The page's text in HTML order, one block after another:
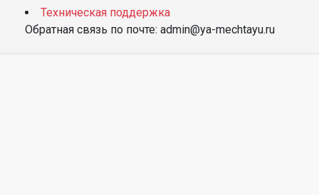
Техническая поддержка
Обратная связь по почте: admin@ya-mechtayu.ru